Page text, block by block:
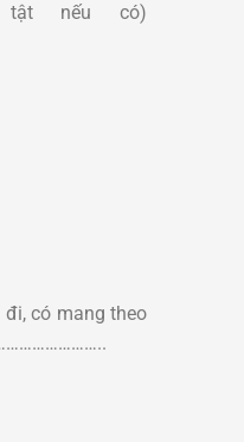
tật nếu có)
có mang theo